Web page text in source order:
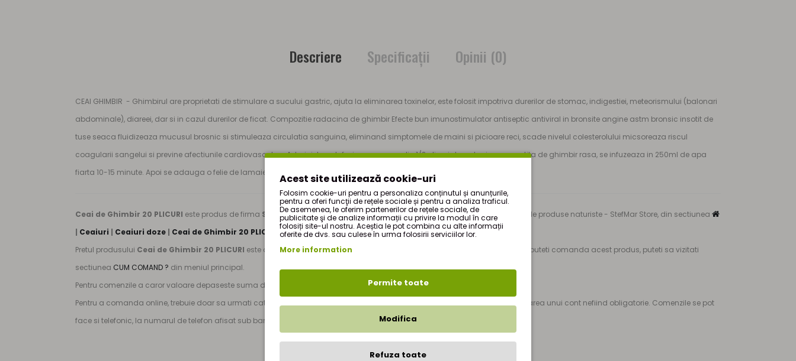
Descriere Specificaţii Opinii (0)
CEAI GHIMBIR - Ghimbirul are proprietati de stimulare a sucului gastric, ajuta la eliminarea toxinelor, este folosit impotriva durerilor de stomac, indigestiei, meteorismului (balonari
abdominale), diareei, dar si in cazul durerilor de ficat. Compozitie radacina de ghimbir Efecte bun imunostimulator antiseptic antiviral in bronsite angine astm bronsic insotit de
tuse seaca fluidizeaza mucusul brosnic si stimuleaza circulatia sanguina, eliminand simptomele de maini si picioare reci, scade nivelul colesterolului micsoreaza riscul
coagularii sangelui si previne afectiunile cardiovasculare Administrare Infuzia se prepara din 1/2 plicuri de radacina maruntita de ghimbir rasa, se infuzeaza in 250ml de apa
fiarta 10-15 minute. Apoi se adauga o felie de lamaie si o lingurita de miere.
Ceai de Ghimbir 20 PLICURI este produs de firma StefMarsi face parte din oferta de produse a magazinului nostru online de produse naturiste - StefMar Store, din sectiunea
| Ceaiuri | Ceaiuri doze | Ceai de Ghimbir 20 PLICURI |
Pretul produsului Ceai de Ghimbir 20 PLICURI este de numai 5,30Lei RON(TVA inclus). Pentru mai multe detalii despre cum puteti comanda acest produs, puteti sa vizitati
sectiunea CUM COMAND ? din meniul principal.
Pentru comenzile a caror valoare depaseste suma de 250 RON, transportul este gratuit.
Pentru a comanda online, trebuie doar sa urmati cativa pasi simpli dupa apasarea butonului "Finalizare comanda", inregistrarea unui cont nefiind obligatorie. Comenzile se pot
face si telefonic, la numarul de telefon afisat sub bara de meniu.
Acest site utilizează cookie-uri
Folosim cookie-uri pentru a personaliza conținutul și anunțurile,
pentru a oferi funcţii de rețele sociale și pentru a analiza traficul.
De asemenea, le oferim partenerilor de rețele sociale, de
publicitate şi de analize informații cu privire la modul în care
folosiți site-ul nostru. Aceștia le pot combina cu alte informații
oferite de dvs. sau culese în urma folosirii serviciilor lor.
More information
Permite toate
Modifica
Refuza toate